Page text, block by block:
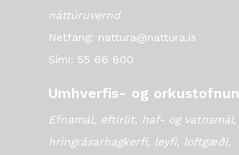
náttúruvernd
Netfang: nattura@nattura.is
Sími: 55 66 800
Umhverfis- og orkustofnun
Efnamál, eftirlit, haf- og vatnsmál,
hringrásarhagkerfi, leyfi, loftgæði,